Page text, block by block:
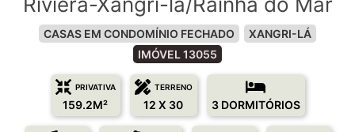
CASAS EM CONDOMÍNIO FECHADO
XANGRI-LÁ
IMÓVEL 13055
PRIVATIVA
159.2M²
TERRENO
12 X 30 3 DORMITÓRIOS